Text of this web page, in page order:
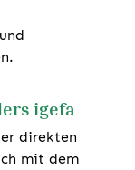
igefa
direkten
mit dem